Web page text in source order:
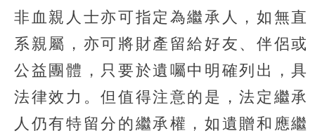
非血親人士亦可指定為繼承人，如無直
系親屬，亦可將財產留給好友、伴侶或
公益團體，只要於遺囑中明確列出，具
法律效力。但值得注意的是，法定繼承
人仍有特留分的繼承權，如遺贈和應繼